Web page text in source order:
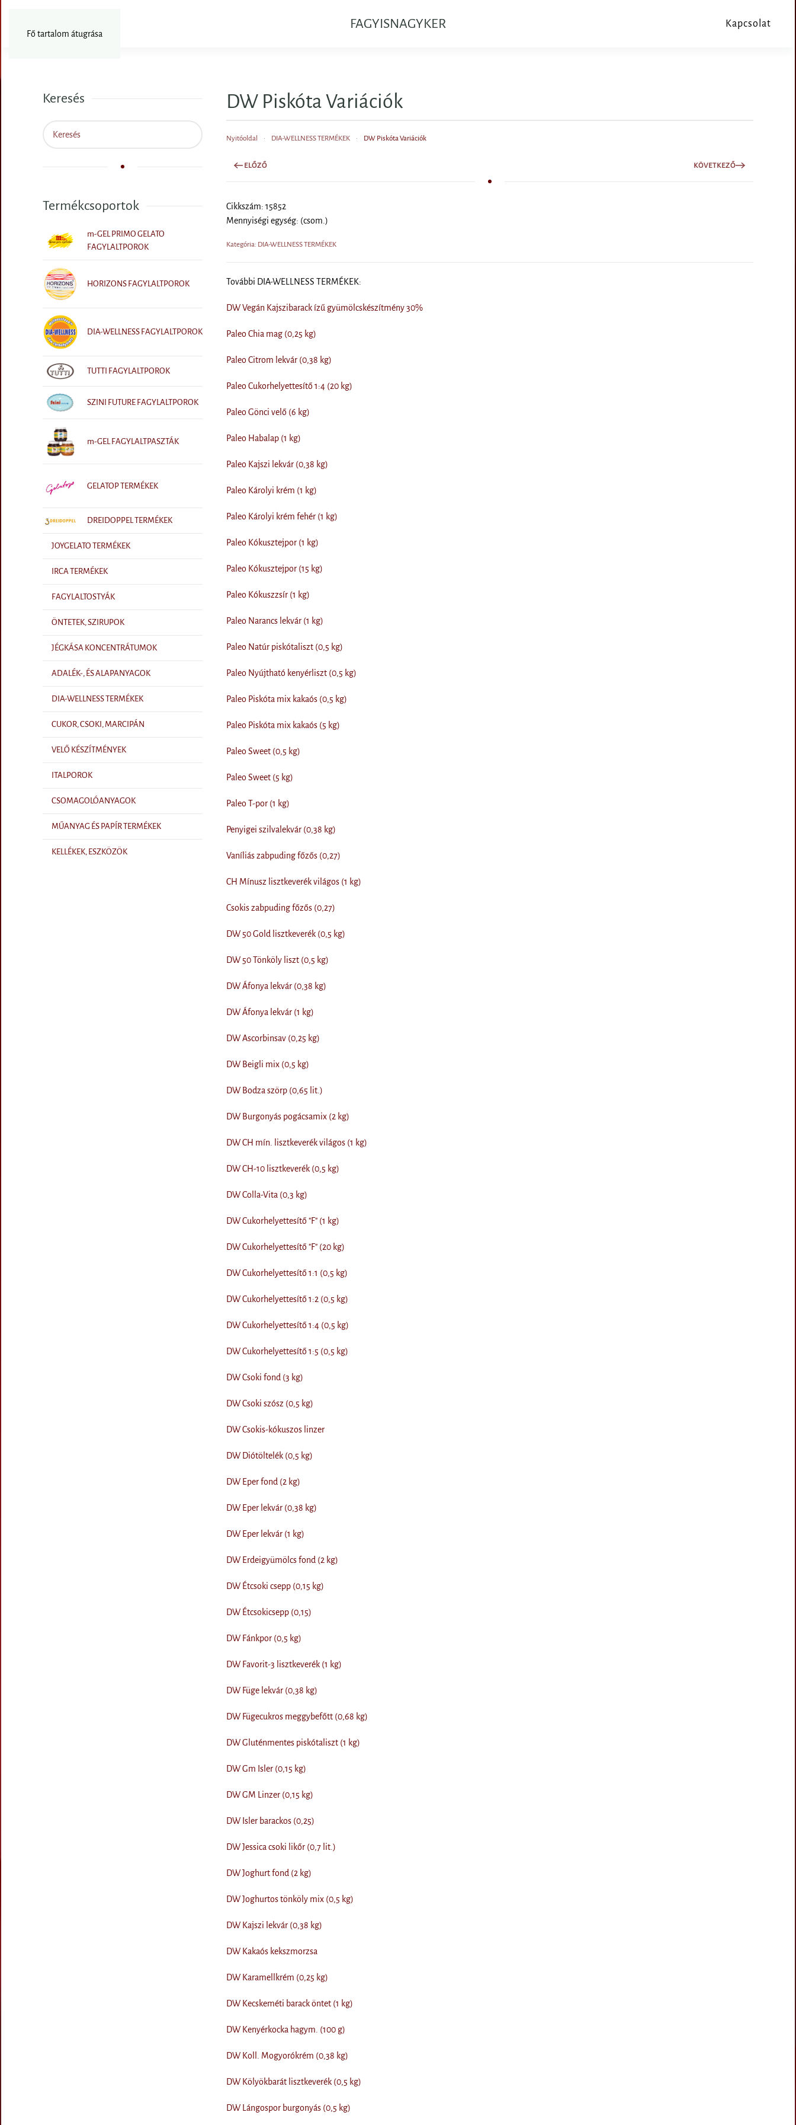
Fő tartalom átugrása
FAGYISNAGYKER Kapcsolat
DW Piskóta Variációk
Nyitóoldal DIA-WELLNESS TERMÉKEK DW Piskóta Variációk
ELŐZŐ KÖVETKEZŐ
Cikkszám: 15852
Mennyiségi egység: (csom.)
Kategória: DIA-WELLNESS TERMÉKEK
További DIA-WELLNESS TERMÉKEK:
DW Vegán Kajszibarack ízű gyümölcskészítmény 30%
Paleo Chia mag (0,25 kg)
Paleo Citrom lekvár (0,38 kg)
Paleo Cukorhelyettesítő 1:4 (20 kg)
Paleo Gönci velő (6 kg)
Paleo Habalap (1 kg)
Paleo Kajszi lekvár (0,38 kg)
Paleo Károlyi krém (1 kg)
Paleo Károlyi krém fehér (1 kg)
Paleo Kókusztejpor (1 kg)
Paleo Kókusztejpor (15 kg)
Paleo Kókuszzsír (1 kg)
Paleo Narancs lekvár (1 kg)
Paleo Natúr piskótaliszt (0,5 kg)
Paleo Nyújtható kenyérliszt (0,5 kg)
Paleo Piskóta mix kakaós (0,5 kg)
Paleo Piskóta mix kakaós (5 kg)
Paleo Sweet (0,5 kg)
Paleo Sweet (5 kg)
Paleo T-por (1 kg)
Penyigei szilvalekvár (0,38 kg)
Vaníliás zabpuding főzős (0,27)
CH Mínusz lisztkeverék világos (1 kg)
Csokis zabpuding főzős (0,27)
DW 50 Gold lisztkeverék (0,5 kg)
DW 50 Tönköly liszt (0,5 kg)
DW Áfonya lekvár (0,38 kg)
DW Áfonya lekvár (1 kg)
DW Ascorbinsav (0,25 kg)
DW Beigli mix (0,5 kg)
DW Bodza szörp (0,65 lit.)
DW Burgonyás pogácsamix (2 kg)
DW CH mín. lisztkeverék világos (1 kg)
DW CH-10 lisztkeverék (0,5 kg)
DW Colla-Vita (0,3 kg)
DW Cukorhelyettesítő "F" (1 kg)
DW Cukorhelyettesítő "F" (20 kg)
DW Cukorhelyettesítő 1:1 (0,5 kg)
DW Cukorhelyettesítő 1:2 (0,5 kg)
DW Cukorhelyettesítő 1:4 (0,5 kg)
DW Cukorhelyettesítő 1:5 (0,5 kg)
DW Csoki fond (3 kg)
DW Csoki szósz (0,5 kg)
DW Csokis-kókuszos linzer
DW Diótöltelék (0,5 kg)
DW Eper fond (2 kg)
DW Eper lekvár (0,38 kg)
DW Eper lekvár (1 kg)
DW Erdeigyümölcs fond (2 kg)
DW Étcsoki csepp (0,15 kg)
DW Étcsokicsepp (0,15)
DW Fánkpor (0,5 kg)
DW Favorit-3 lisztkeverék (1 kg)
DW Füge lekvár (0,38 kg)
DW Fügecukros meggybefőtt (0,68 kg)
DW Gluténmentes piskótaliszt (1 kg)
DW Gm Isler (0,15 kg)
DW GM Linzer (0,15 kg)
DW Isler barackos (0,25)
DW Jessica csoki likőr (0,7 lit.)
DW Joghurt fond (2 kg)
DW Joghurtos tönköly mix (0,5 kg)
DW Kajszi lekvár (0,38 kg)
DW Kakaós kekszmorzsa
DW Karamellkrém (0,25 kg)
DW Kecskeméti barack öntet (1 kg)
DW Kenyérkocka hagym. (100 g)
DW Koll. Mogyorókrém (0,38 kg)
DW Kölyökbarát lisztkeverék (0,5 kg)
DW Lángospor burgonyás (0,5 kg)
Keresés
Termékcsoportok
m-GEL PRIMO GELATO
FAGYLALTPOROK
HORIZONS FAGYLALTPOROK
DIA-WELLNESS FAGYLALTPOROK
TUTTI FAGYLALTPOROK
SZINI FUTURE FAGYLALTPOROK
m-GEL FAGYLALTPASZTÁK
GELATOP TERMÉKEK
DREIDOPPEL TERMÉKEK
JOYGELATO TERMÉKEK
IRCA TERMÉKEK
FAGYLALTOSTYÁK
ÖNTETEK, SZIRUPOK
JÉGKÁSA KONCENTRÁTUMOK
ADALÉK-, ÉS ALAPANYAGOK
DIA-WELLNESS TERMÉKEK
CUKOR, CSOKI, MARCIPÁN
VELŐ KÉSZÍTMÉNYEK
ITALPOROK
CSOMAGOLÓANYAGOK
MŰANYAG ÉS PAPÍR TERMÉKEK
KELLÉKEK, ESZKÖZÖK